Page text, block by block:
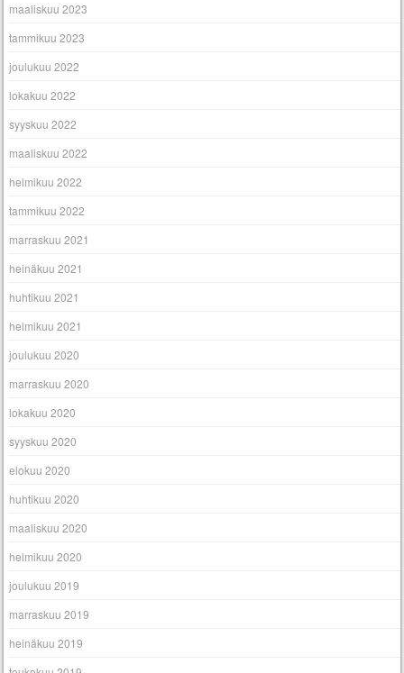
maaliskuu 2023
tammikuu 2023
joulukuu 2022
lokakuu 2022
syyskuu 2022
maaliskuu 2022
helmikuu 2022
tammikuu 2022
marraskuu 2021
heinäkuu 2021
huhtikuu 2021
helmikuu 2021
joulukuu 2020
marraskuu 2020
lokakuu 2020
syyskuu 2020
elokuu 2020
huhtikuu 2020
maaliskuu 2020
helmikuu 2020
joulukuu 2019
marraskuu 2019
heinäkuu 2019